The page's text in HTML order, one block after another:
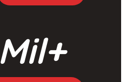
Mil+